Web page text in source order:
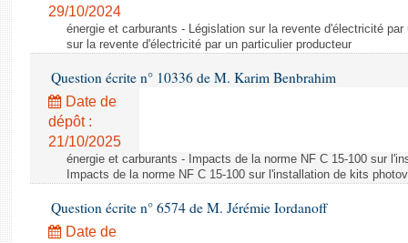
29/10/2024
énergie et carburants - Législation sur la revente d'électricité
sur la revente d'électricité par un particulier producteur
Question écrite n° 10336 de M. Karim Benbrahim
Date de
dépôt :
21/10/2025
énergie et carburants - Impacts de la norme NF C 15-100 sur
Impacts de la norme NF C 15-100 sur l'installation de kits
Question écrite n° 6574 de M. Jérémie Iordanoff
Date de